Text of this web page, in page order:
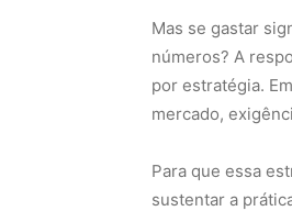
Mas se gastar
números? A
por estratégia.
mercado,
Para que essa
sustentar a